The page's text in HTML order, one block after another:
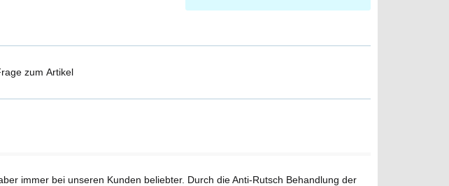
zum Artikel
immer bei unseren Kunden beliebter. Durch die Anti-Rutsch Behandlung der